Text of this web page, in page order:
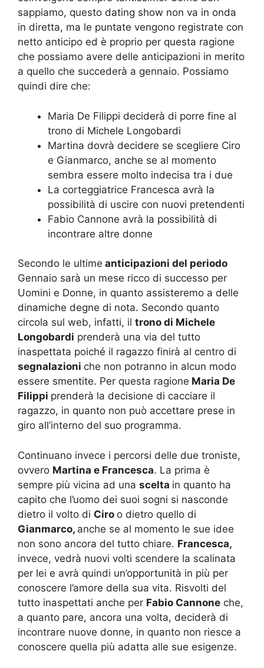
sappiamo, questo dating show non va in onda
in diretta, ma le puntate vengono registrate con
netto anticipo ed è proprio per questa ragione
che possiamo avere delle anticipazioni in merito
a quello che succederà a gennaio. Possiamo
quindi dire che:
Maria De Filippi deciderà di porre fine al
trono di Michele Longobardi
Martina dovrà decidere se scegliere Ciro
e Gianmarco, anche se al momento
sembra essere molto indecisa tra i due
La corteggiatrice Francesca avrà la
possibilità di uscire con nuovi pretendenti
Fabio Cannone avrà la possibilità di
incontrare altre donne
Secondo le ultime anticipazioni del periodo
Gennaio sarà un mese ricco di successo per
Uomini e Donne, in quanto assisteremo a delle
dinamiche degne di nota. Secondo quanto
circola sul web, infatti, il trono di Michele
Longobardi prenderà una via del tutto
inaspettata poiché il ragazzo finirà al centro di
segnalazioni che non potranno in alcun modo
essere smentite. Per questa ragione Maria De
Filippi prenderà la decisione di cacciare il
ragazzo, in quanto non può accettare prese in
giro all’interno del suo programma.
Continuano invece i percorsi delle due troniste,
ovvero Martina e Francesca. La prima è
sempre più vicina ad una scelta in quanto ha
capito che l’uomo dei suoi sogni si nasconde
dietro il volto di Ciro o dietro quello di
Gianmarco, anche se al momento le sue idee
non sono ancora del tutto chiare. Francesca,
invece, vedrà nuovi volti scendere la scalinata
per lei e avrà quindi un’opportunità in più per
conoscere l’amore della sua vita. Risvolti del
tutto inaspettati anche per Fabio Cannone che,
a quanto pare, ancora una volta, deciderà di
incontrare nuove donne, in quanto non riesce a
conoscere quella più adatta alle sue esigenze.